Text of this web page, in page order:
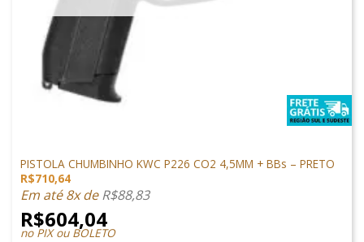
PISTOLA CHUMBINHO KWC P226 CO2 4,5MM + BBs – PRETO
R$710,64
Em até 8x deR$88,83
R$604,04
no PIX ou BOLETO